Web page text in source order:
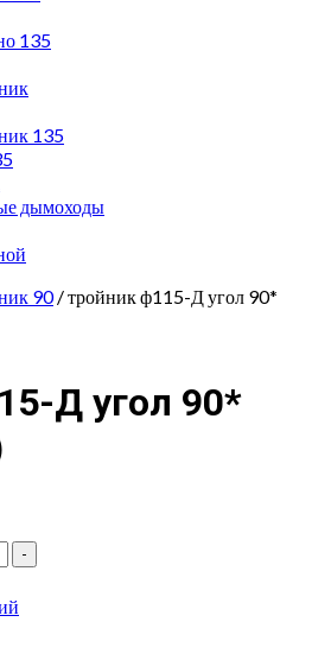
135
135
дымоходы
90/ тройник ф115-Д угол 90*
Д угол 90*
-